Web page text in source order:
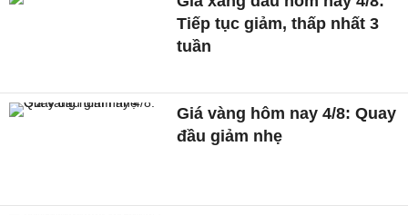
Tiếp tục giảm, thấp nhất 3
tuần
Giá vàng hôm nay 4/8: Quay
đầu giảm nhẹ